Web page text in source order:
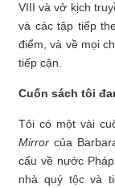
VIII và vở kịch
và các tập tiếp
điểm, và về mọi
tiếp cận.
Cuốn sách tôi
Tôi có một vài
Mirror của
cấu về nước
nhà quý tộc và